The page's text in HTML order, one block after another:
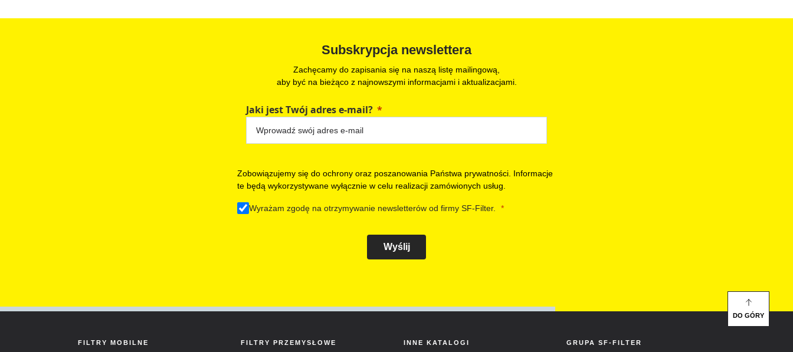
Subskrypcja newslettera
Zachęcamy do zapisania się na naszą listę mailingową,
aby być na bieżąco z najnowszymi informacjami i aktualizacjami.
Jaki jest Twój adres e-mail?
Zobowiązujemy się do ochrony oraz poszanowania Państwa prywatności. Informacje
te będą wykorzystywane wyłącznie w celu realizacji zamówionych usług.
Wyrażam zgodę na otrzymywanie newsletterów od firmy SF-Filter.
Wyślij
FILTRY MOBILNE FILTRY PRZEMYSŁOWE INNE KATALOGI GRUPA SF-FILTER
DO GÓRY